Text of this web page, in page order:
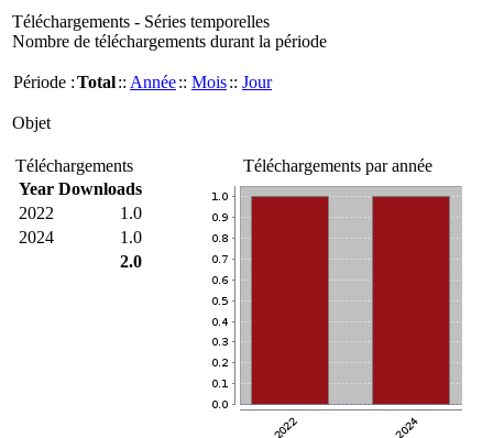
Téléchargements - Séries temporelles
Nombre de téléchargements durant la période
Période :Total:: Année:: Mois:: Jour
Objet
Téléchargements
Year Downloads
2022
1.0
2024
1.0
2.0
Téléchargements par année